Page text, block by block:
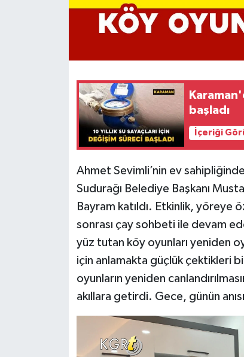
başladı
İçeriği
Ahmet Sevimli’nin ev
Sudurağı Belediye Başkanı
Bayram katıldı. Etkinlik, yöreye
sonrası çay sohbeti ile devam
yüz tutan köy oyunları yeniden
için anlamakta güçlük çektikleri
oyunların yeniden
akıllara getirdi. Gece, günün